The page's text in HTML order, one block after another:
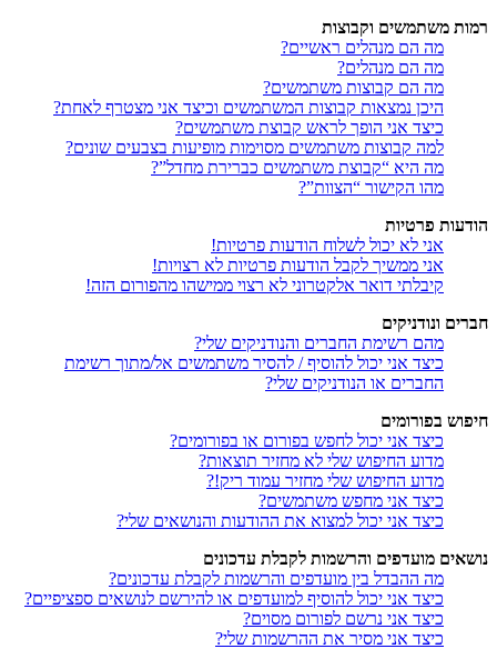
רמות משתמשים וקבוצות
מה הם מנהלים ראשיים?
מה הם מנהלים?
מה הם קבוצות משתמשים?
היכן נמצאות קבוצות המשתמשים וכיצד אני מצטרף לאחת?
כיצד אני הופך לראש קבוצת משתמשים?
למה קבוצות משתמשים מסוימות מופיעות בצבעים שונים?
מה היא “קבוצת משתמשים כברירת מחדל”?
מהו הקישור “הצוות”?
הודעות פרטיות
אני לא יכול לשלוח הודעות פרטיות!
אני ממשיך לקבל הודעות פרטיות לא רצויות!
קיבלתי דואר אלקטרוני לא רצוי ממישהו מהפורום הזה!
חברים ונודניקים
מהם רשימת החברים והנודניקים שלי?
כיצד אני יכול להוסיף / להסיר משתמשים אל/מתוך רשימת
החברים או הנודניקים שלי?
חיפוש בפורומים
כיצד אני יכול לחפש בפורום או בפורומים?
מדוע החיפוש שלי לא מחזיר תוצאות?
מדוע החיפוש שלי מחזיר עמוד ריק!?
כיצד אני מחפש משתמשים?
כיצד אני יכול למצוא את ההודעות והנושאים שלי?
נושאים מועדפים והרשמות לקבלת עדכונים
מה ההבדל בין מועדפים והרשמות לקבלת עדכונים?
כיצד אני יכול להוסיף למועדפים או להירשם לנושאים ספציפיים?
כיצד אני נרשם לפורום מסוים?
כיצד אני מסיר את ההרשמות שלי?